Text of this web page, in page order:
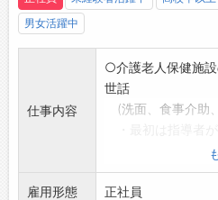
男女活躍中
仕事内容
○介護老人保健施
世話
(洗面、食事介助
くことができます。
・高齢者に楽しん
を職員みんなで企画
雇用形態 正社員